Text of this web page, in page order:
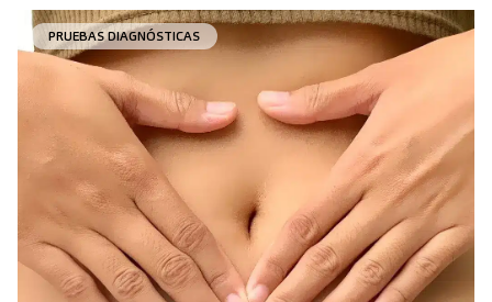
tecnología de diagnóstico por la imagen de última
generación para evaluar de forma exhaustiva el estado de
los órganos vitales, el sistema vascular y el cerebro antes
de que aparezcan los primeros síntomas.
PRUEBAS DIAGNÓSTICAS